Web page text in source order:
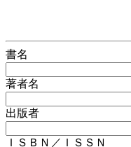
書名
著者名
出版者
ＩＳＢＮ／ＩＳＳＮ